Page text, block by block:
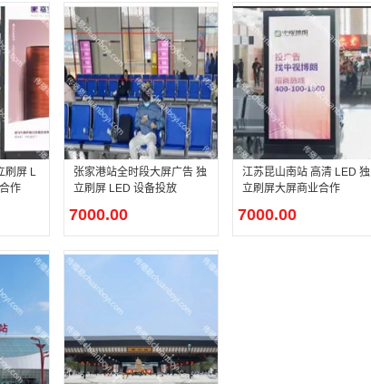
刷屏 L
作
张家港站全时段大屏广告 独
立刷屏 LED 设备投放
7000.00
江苏昆山南站 高清 LED 独
立刷屏大屏商业合作
7000.00